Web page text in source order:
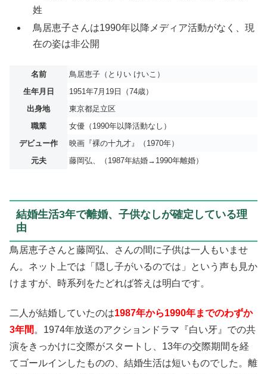
姓
鳥居恵子さんは1990年以降メディア活動がなく、現
在の姿は非公開
名前
鳥居恵子（とりい けいこ）
生年月日
1951年7月19日（74歳）
出身地
東京都足立区
職業
女優（1990年以降活動なし）
デビュー作
映画『裸の十九才』（1970年）
元夫
藤岡弘、（1987年結婚→1990年離婚）
結婚生活3年で離婚、子供なしが確定している理
由
鳥居恵子さんと藤岡弘、さんの間に子供は一人もいませ
ん。ネット上では「隠し子がいるのでは」という声も見か
けますが、時系列をたどれば答えは明白です。
二人が結婚していたのは1987年から1990年までのわずか
3年間 。1974年放送のアクションドラマ『白い牙』での共
演をきっかけに交際がスタートし、13年の交際期間を経
てゴールインしたものの、結婚生活は短いものでした。離